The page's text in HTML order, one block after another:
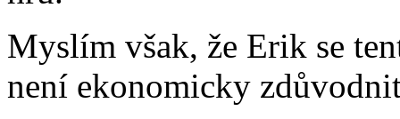
Myslím však, že Erik se
není ekonomicky